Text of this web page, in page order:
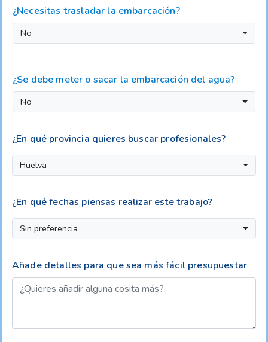
¿Necesitas trasladar la embarcación?
No
¿Se debe meter o sacar la embarcación del agua?
No
¿En qué provincia quieres buscar profesionales?
Huelva
¿En qué fechas piensas realizar este trabajo?
Sin preferencia
Añade detalles para que sea más fácil presupuestar